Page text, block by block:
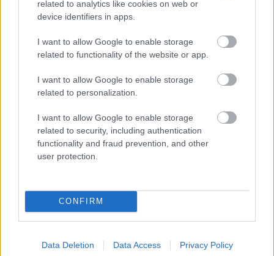
related to analytics like cookies on web or
device identifiers in apps.
I want to allow Google to enable storage
related to functionality of the website or app.
I want to allow Google to enable storage
related to personalization.
I want to allow Google to enable storage
related to security, including authentication
functionality and fraud prevention, and other
user protection.
CONFIRM
Data Deletion Data Access Privacy Policy
Katonai helikopterek segítik az oltást a
2026. augusztus 05|Riasztó